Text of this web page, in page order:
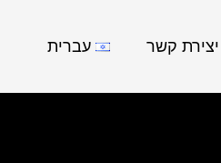
יצירת קשר עברית